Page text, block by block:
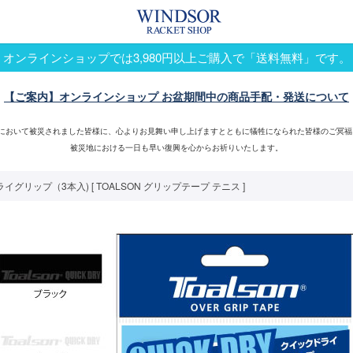
オンラインショップでは3,980円以上ご購入で「送料無料」です。
【ご案内】オンラインショップ お盆期間中の商品手配・発送について
おいて被災されました皆様に、心よりお見舞い申し上げますとともに犠牲になられた皆様のご冥福
被災地における一日も早い復興を心からお祈りいたします。
グリップ（3本入) [ TOALSON グリップテープ テニス ]